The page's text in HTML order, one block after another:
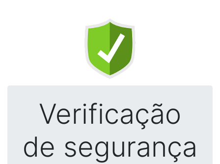
Verificação
de segurança